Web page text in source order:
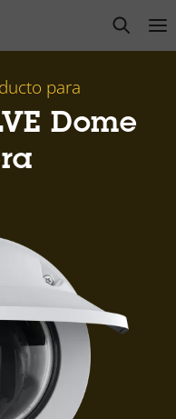
open
para
Dome